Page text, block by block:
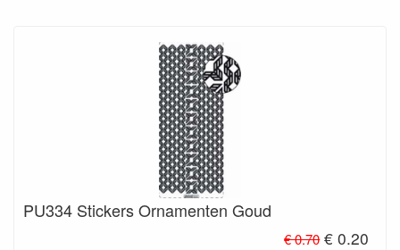
PU334 Stickers Ornamenten Goud
€ 0.70 € 0.20